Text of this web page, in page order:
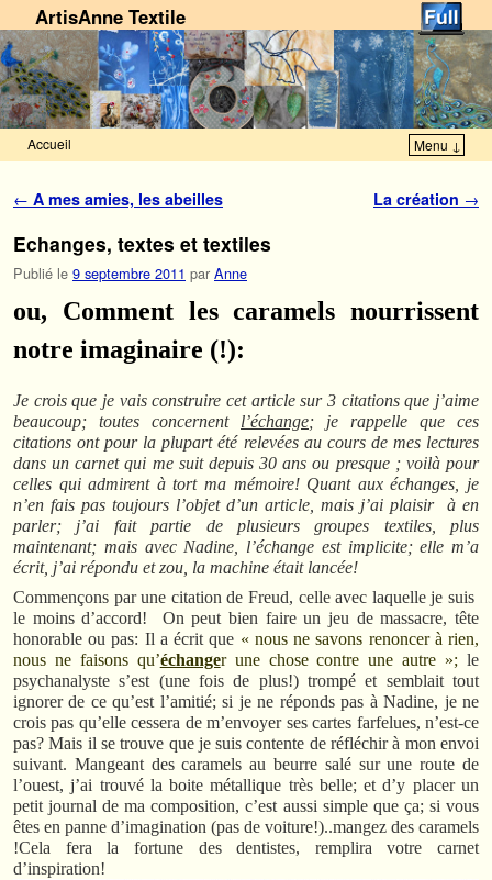
ArtisAnne Textile
Accueil Menu ↓
Navigation des articles
← A mes amies, les abeilles La création →
Echanges, textes et textiles
Publié le 9 septembre 2011 par Anne
ou, Comment les caramels nourrissent
notre imaginaire (!):
Je crois que je vais construire cet article sur 3 citations que j’aime
beaucoup; toutes concernent l’échange; je rappelle que ces
citations ont pour la plupart été relevées au cours de mes lectures
dans un carnet qui me suit depuis 30 ans ou presque ; voilà pour
celles qui admirent à tort ma mémoire! Quant aux échanges, je
n’en fais pas toujours l’objet d’un article, mais j’ai plaisir à en
parler; j’ai fait partie de plusieurs groupes textiles, plus
maintenant; mais avec Nadine, l’échange est implicite; elle m’a
écrit, j’ai répondu et zou, la machine était lancée!
Commençons par une citation de Freud, celle avec laquelle je suis
le moins d’accord! On peut bien faire un jeu de massacre, tête
honorable ou pas: Il a écrit que « nous ne savons renoncer à rien,
nous ne faisons qu’échanger une chose contre une autre »;le
psychanalyste s’est (une fois de plus!) trompé et semblait tout
ignorer de ce qu’est l’amitié; si je ne réponds pas à Nadine, je ne
crois pas qu’elle cessera de m’envoyer ses cartes farfelues, n’est-ce
pas? Mais il se trouve que je suis contente de réfléchir à mon envoi
suivant. Mangeant des caramels au beurre salé sur une route de
l’ouest, j’ai trouvé la boite métallique très belle; et d’y placer un
petit journal de ma composition, c’est aussi simple que ça; si vous
êtes en panne d’imagination (pas de voiture!)..mangez des caramels
!Cela fera la fortune des dentistes, remplira votre carnet
d’inspiration!